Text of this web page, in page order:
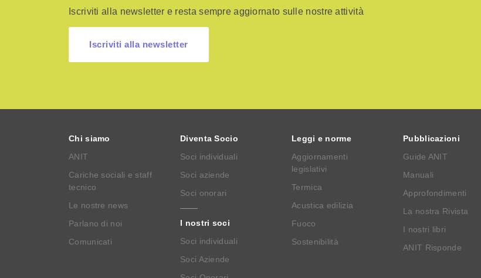
Iscriviti alla newsletter e resta sempre aggiornato sulle nostre attività
Iscriviti alla newsletter
Chi siamo
ANIT
Cariche sociali e staff
tecnico
Le nostre news
Parlano di noi
Comunicati
Diventa Socio
Soci individuali
Soci aziende
Soci onorari
I nostri soci
Soci individuali
Soci Aziende
Leggi e norme
Aggiornamenti
legislativi
Termica
Acustica edilizia
Fuoco
Sostenibilità
Pubblicazioni
Guide ANIT
Manuali
Approfondimenti
La nostra Rivista
I nostri libri
ANIT Risponde